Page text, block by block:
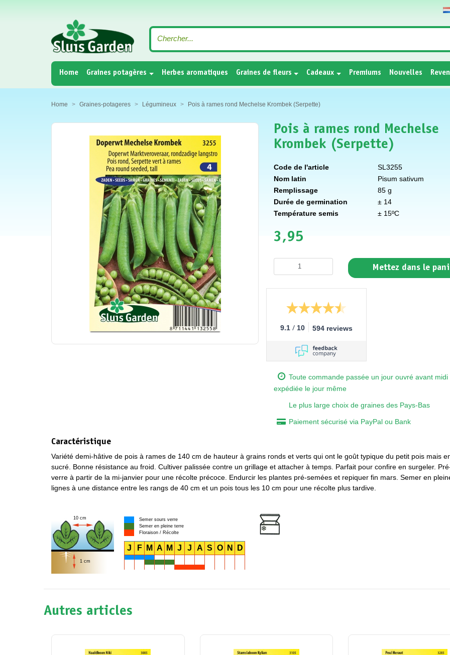
Home(current)
Graines potagères Herbes aromatiques Graines de fleurs Cadeaux Premiums Nouvelles
Home Graines-potageres Légumineux Pois à rames rond Mechelse Krombek (Serpette)
Pois à rames rond Mechelse
Krombek (Serpette)
Code de l'article
SL3255
Nom latin
Pisum sativum
Remplissage
85 g
Durée de germination
± 14
Température semis
± 15ºC
3,95
Mettez dans le
9.1 / 10 594 reviews
Toute commande passée un jour ouvré avant midi
expédiée le jour même
Le plus large choix de graines des Pays-Bas
Paiement sécurisé via PayPal ou Bank
Caractéristique
Variété demi-hâtive de pois à rames de 140 cm de hauteur à grains ronds et verts qui ont le goût typique du petit pois mais
sucré. Bonne résistance au froid. Cultiver palissée contre un grillage et attacher à temps. Parfait pour confire en surgeler.
verre à partir de la mi-janvier pour une récolte précoce. Endurcir les plantes pré-semées et repiquer fin mars. Semer en
lignes à une distance entre les rangs de 40 cm et un pois tous les 10 cm pour une récolte plus tardive.
1 cm
10 cm
Semer sours verre
Semer en pleine terre
Floraison / Récolte
J F M A M J J A S O N D
Autres articles